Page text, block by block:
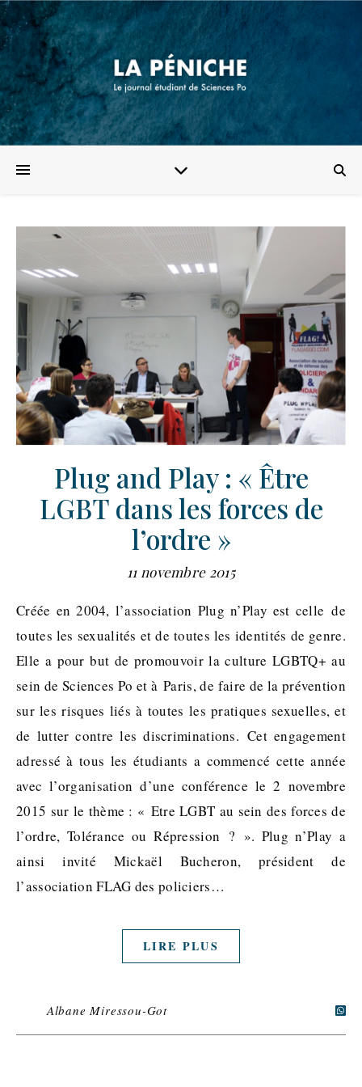
Plug and Play : « Être
LGBT dans les forces de
l’ordre »
11 novembre 2015
Créée en 2004, l’association Plug n’Play est celle de
toutes les sexualités et de toutes les identités de genre.
Elle a pour but de promouvoir la culture LGBTQ+ au
sein de Sciences Po et à Paris, de faire de la prévention
sur les risques liés à toutes les pratiques sexuelles, et
de lutter contre les discriminations. Cet engagement
adressé à tous les étudiants a commencé cette année
avec l’organisation d’une conférence le 2 novembre
2015 sur le thème : « Etre LGBT au sein des forces de
l’ordre, Tolérance ou Répression ? ». Plug n’Play a
ainsi invité Mickaël Bucheron, président de
l’association FLAG des policiers…
LIRE PLUS
Albane Miressou-Got